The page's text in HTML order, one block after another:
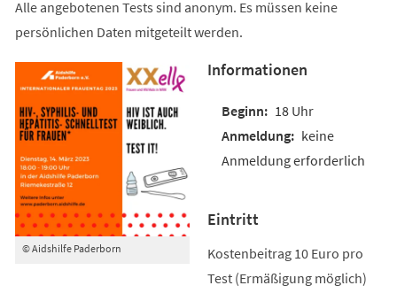
Alle angebotenen Tests sind anonym. Es müssen keine
persönlichen Daten mitgeteilt werden.
© Aidshilfe Paderborn
Informationen
18 Uhr
keine
Anmeldung erforderlich
Eintritt
Kostenbeitrag 10 Euro pro
Test (Ermäßigung möglich)